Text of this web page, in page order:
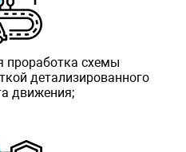
проработка схемы
детализированного
движения;